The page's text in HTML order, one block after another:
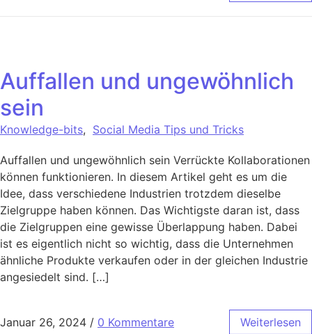
Auffallen und ungewöhnlich
sein
Knowledge-bits, Social Media Tips und Tricks
Auffallen und ungewöhnlich sein Verrückte Kollaborationen
können funktionieren. In diesem Artikel geht es um die
Idee, dass verschiedene Industrien trotzdem dieselbe
Zielgruppe haben können. Das Wichtigste daran ist, dass
die Zielgruppen eine gewisse Überlappung haben. Dabei
ist es eigentlich nicht so wichtig, dass die Unternehmen
ähnliche Produkte verkaufen oder in der gleichen Industrie
angesiedelt sind. […]
Januar 26, 2024 / 0 Kommentare Weiterlesen